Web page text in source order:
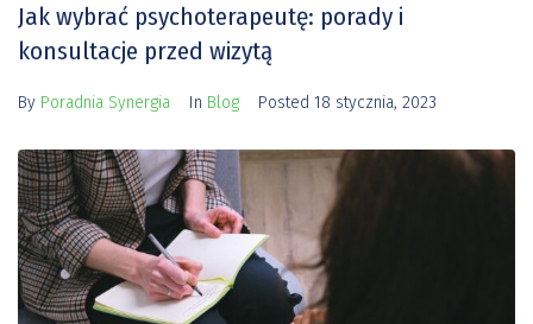
Jak wybrać psychoterapeutę: porady i
konsultacje przed wizytą
By Poradnia Synergia In Blog Posted 18 stycznia, 2023